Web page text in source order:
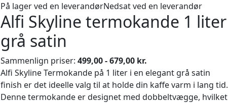
På lager ved en leverandørNedsat ved en leverandør
Alfi Skyline termokande 1 liter
grå satin
Sammenlign priser: 499,00 - 679,00 kr.
Alfi Skyline Termokande på 1 liter i en elegant grå satin
finish er det ideelle valg til at holde din kaffe varm i lang tid.
Denne termokande er designet med dobbeltvægge, hvilket